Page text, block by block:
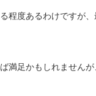
程度あるわけですが
満足かもしれません